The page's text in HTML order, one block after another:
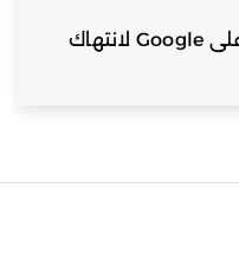
نحو مليار دولار أمريكي غرامة على Google لانتهاك